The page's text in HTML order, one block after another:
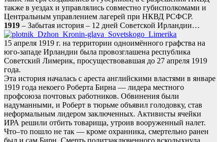
также в уездах и управлялись совместно губисполкомами и
Центральным управлением лагерей при НКВД РСФСР.
1919 – Забытая история – 12 дней Советской Ирландии…
15 апреля 1919 г. на территории одноимённого графства на
юго-западе Ирландии была провозглашена республика
Советский Лимерик, просуществовавшая до 27 апреля 1919
года.
Эта история началась с ареста английскими властями в январе
1919 года некоего Роберта Бирна — лидера местного
профсоюза почтовых работников. Обвинения были
надуманными, и Роберт в тюрьме объявил голодовку, став
неформальным лидером заключенных. Активисты ячейки
ИРА решили отбить товарища, утроив вооруженный налет.
Что–то пошло не так — кроме охранника, смертельно ранен